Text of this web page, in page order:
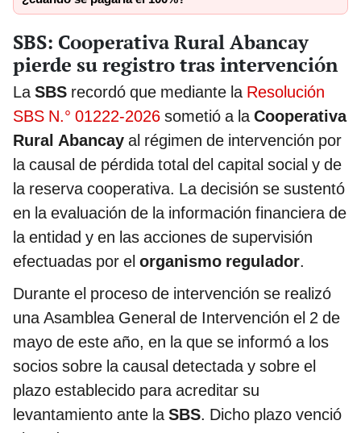
SBS: Cooperativa Rural Abancay
pierde su registro tras intervención
LaSBS recordó que mediante la Resolución
SBS N.° 01222-2026 sometió a laCooperativa
Rural Abancay al régimen de intervención por
la causal de pérdida total del capital social y de
la reserva cooperativa. La decisión se sustentó
en la evaluación de la información financiera de
la entidad y en las acciones de supervisión
efectuadas por el organismo regulador.
Durante el proceso de intervención se realizó
una Asamblea General de Intervención el 2 de
mayo de este año, en la que se informó a los
socios sobre la causal detectada y sobre el
plazo establecido para acreditar su
levantamiento ante laSBS. Dicho plazo venció